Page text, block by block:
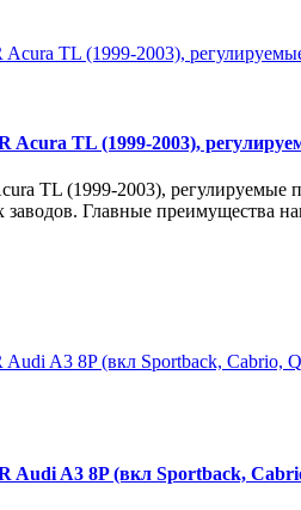
TL (1999-2003),
TL (1999-2003), регулируемые
Главные преимущества
A3 8P (вкл Sportback,